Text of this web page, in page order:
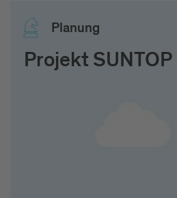
Pla­nung
Projekt SUNTOP